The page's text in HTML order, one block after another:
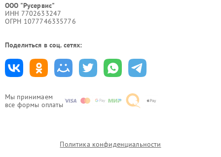
Мы принимаем
все формы оплаты
ООО "Русервис"
ИНН 7702633247
ОГРН 1077746335776
Поделиться в соц. сетях:
Политика конфиденциальности